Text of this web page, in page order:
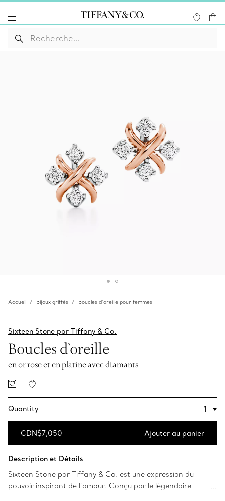
Accueil Bijoux griffés Boucles d’oreille pour femmes
Sixteen Stone par Tiffany & Co.
Boucles d’oreille
en or rose et en platine avec diamants
Quantity
CDN$7,050 Ajouter au panier
Description et Détails
Sixteen Stone par Tiffany & Co. est une expression du
pouvoir inspirant de l’amour. Conçu par le légendaire